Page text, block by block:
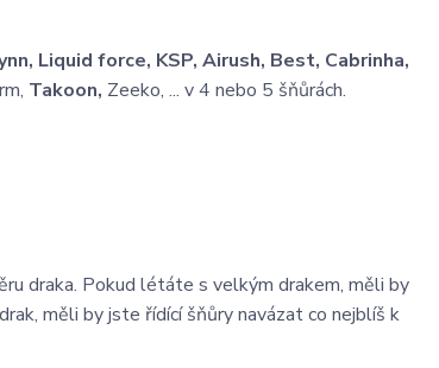
Liquid force, KSP, Airush, Best, Cabrinha,
Takoon, Zeeko, ... v 4 nebo 5 šňůrách.
draka. Pokud létáte s velkým drakem, měli by
měli by jste řídící šňůry navázat co nejblíš k